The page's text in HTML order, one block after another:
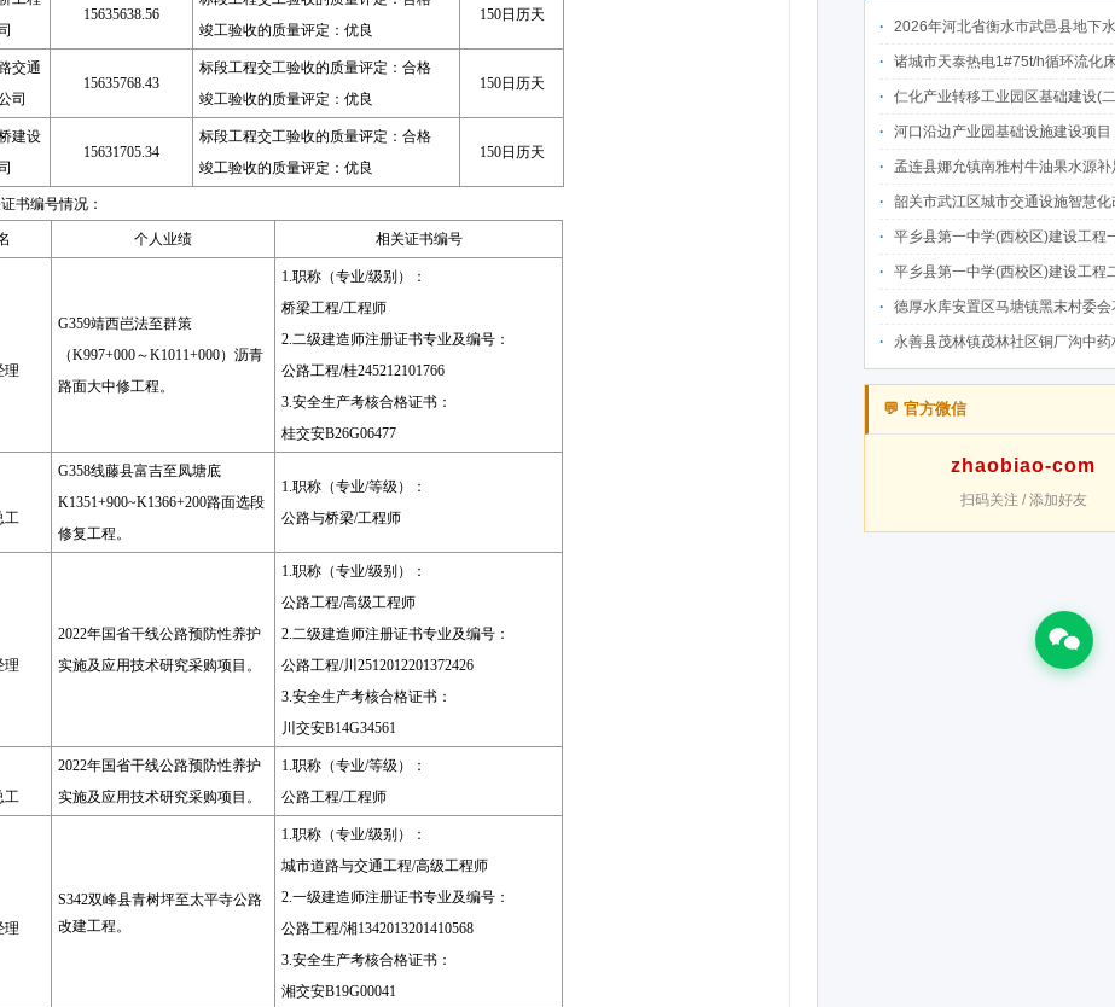
2026年河北省衡水市武邑县地下水水源置换工程（微咸水改造提升）施工
诸城市天泰热电1#75t/h循环流化床锅炉及配套设施升级改造项目（设计施工一体
仁化产业转移工业园区基础建设(二期)一韶关仁化产业园区工业二路道路及桥梁(西侧扩园段)建设
河口沿边产业园基础设施建设项目（二期）设计施工总承包（EPC）(三次
孟连县娜允镇南雅村牛油果水源补足提质增效建设项目
韶关市武江区城市交通设施智慧化改造提升项目-基础建设工程（一期）A标段施
平乡县第一中学(西校区)建设工程一标段施工
平乡县第一中学(西校区)建设工程二标段施工
德厚水库安置区马塘镇黑末村委会花庄移民安置点美丽家园·移民新村建设项
永善县茂林镇茂林社区铜厂沟中药材产业配套水利设施建设项目
💬 官方微信
zhaobiao-com
扫码关注 / 添加好友